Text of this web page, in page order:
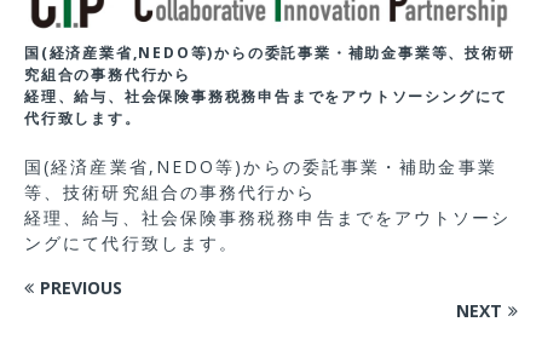
国(経済産業省,NEDO等)からの委託事業・補助金事業等、技術研
究組合の事務代行から
経理、給与、社会保険事務税務申告までをアウトソーシングにて
代行致します。
国(経済産業省,NEDO等)からの委託事業・補助金事業
等、技術研究組合の事務代行から
経理、給与、社会保険事務税務申告までをアウトソーシ
ングにて代行致します。
PREVIOUS
NEXT